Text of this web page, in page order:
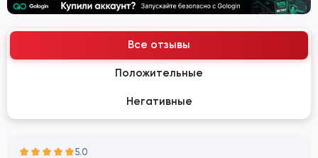
Все отзывы
Положительные
Негативные
5.0